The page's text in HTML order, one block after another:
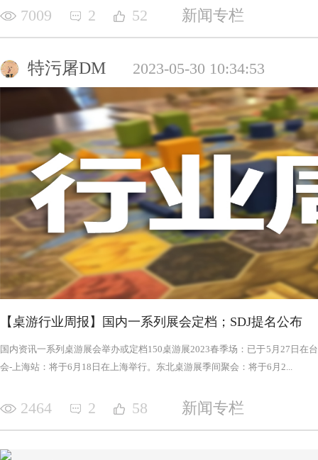
7009 2 52 新闻专栏
特污屠DM 2023-05-30 10:34:53
【桌游行业周报】国内一系列展会定档；SDJ提名公布
国内资讯一系列桌游展会举办或定档150桌游展2023春季场：已于5月27日在
会-上海站：将于6月18日在上海举行。东北桌游展季间聚会：将于6月2...
2464 2 58 新闻专栏